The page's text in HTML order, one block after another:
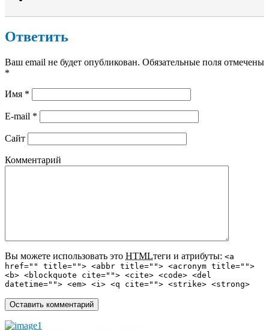
Ответить
Ваш email не будет опубликован. Обязательные поля отмечены
*
Имя *
E-mail *
Сайт
Комментарий
Вы можете использовать это HTMLтеги и атрибуты: <a
href="" title=""> <abbr title=""> <acronym title="">
<b> <blockquote cite=""> <cite> <code> <del
datetime=""> <em> <i> <q cite=""> <strike> <strong>